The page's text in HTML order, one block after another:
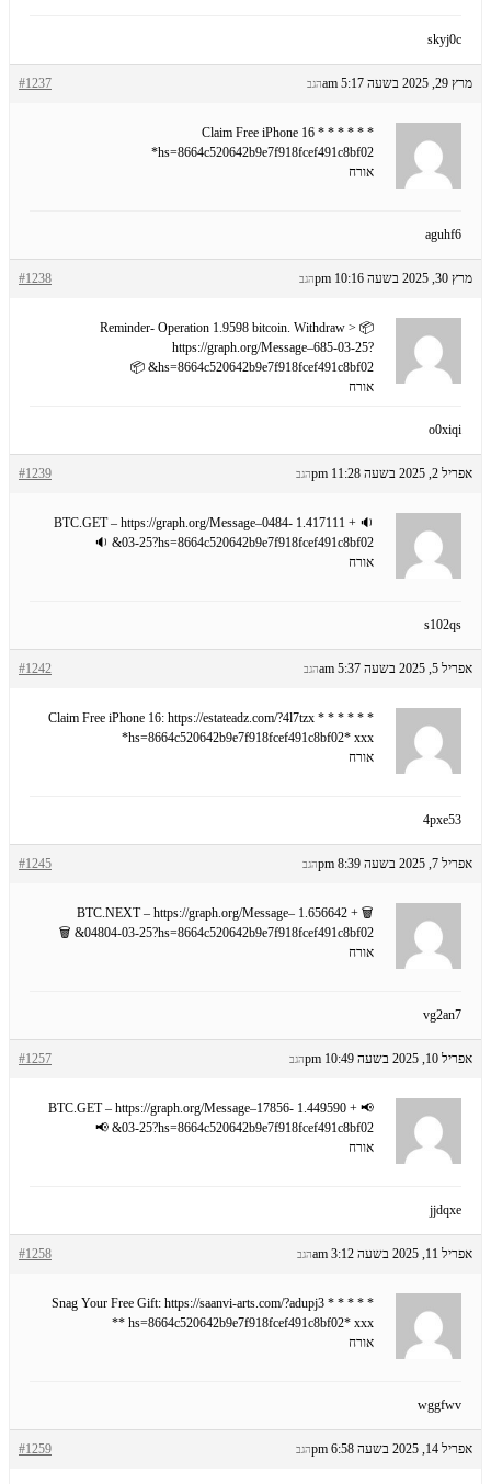
skyj0c
מרץ 29, 2025 בשעה 5:17 am #1237 הגב
* * * Claim Free iPhone 16 * * *
hs=8664c520642b9e7f918fcef491c8bf02*
אורח
aguhf6
מרץ 30, 2025 בשעה 10:16 pm #1238 הגב
📦 Reminder- Operation 1.9598 bitcoin. Withdraw >
https://graph.org/Message–685-03-25?
hs=8664c520642b9e7f918fcef491c8bf02& 📦
אורח
o0xiqi
אפריל 2, 2025 בשעה 11:28 pm #1239 הגב
🔉 + 1.417111 BTC.GET – https://graph.org/Message–0484-
03-25?hs=8664c520642b9e7f918fcef491c8bf02& 🔉
אורח
s102qs
אפריל 5, 2025 בשעה 5:37 am #1242 הגב
* * * Claim Free iPhone 16: https://estateadz.com/?4l7tzx * * *
hs=8664c520642b9e7f918fcef491c8bf02* ххх*
אורח
4pxe53
אפריל 7, 2025 בשעה 8:39 pm #1245 הגב
🗑 + 1.656642 BTC.NEXT – https://graph.org/Message–
04804-03-25?hs=8664c520642b9e7f918fcef491c8bf02& 🗑
אורח
vg2an7
אפריל 10, 2025 בשעה 10:49 pm #1257 הגב
📢 + 1.449590 BTC.GET – https://graph.org/Message–17856-
03-25?hs=8664c520642b9e7f918fcef491c8bf02& 📢
אורח
jjdqxe
אפריל 11, 2025 בשעה 3:12 am #1258 הגב
* * * Snag Your Free Gift: https://saanvi-arts.com/?adupj3 * *
* hs=8664c520642b9e7f918fcef491c8bf02* ххх*
אורח
wggfwv
אפריל 14, 2025 בשעה 6:58 pm #1259 הגב